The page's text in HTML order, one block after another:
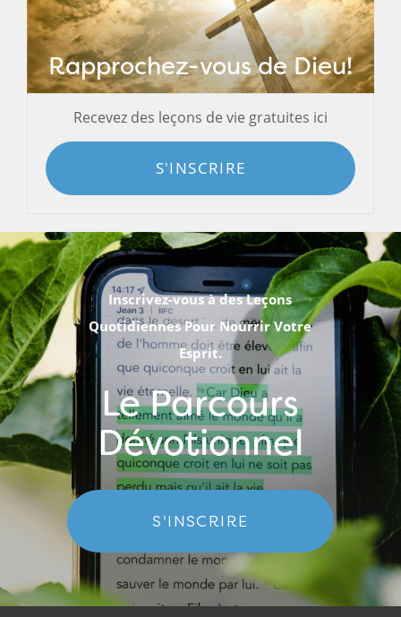
Rapprochez-vous de Dieu!
Recevez des leçons de vie gratuites ici
S'INSCRIRE
Inscrivez-vous à des Leçons
Quotidiennes Pour Nourrir Votre
Esprit.
Le Parcours
Dévotionnel
S'INSCRIRE